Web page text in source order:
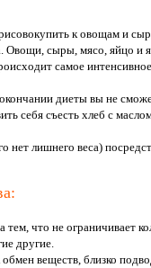
к овощам и
Овощи, сыры, мясо, яйцо и
самое
диеты вы не
себя съесть хлеб с
нет лишнего веса)
тем, что не ограничивает
другие.
веществ, близко